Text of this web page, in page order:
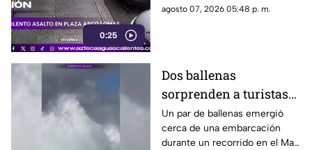
0:25
El ataque quedó registrado por
agosto 07, 2026 05:48 p. m.
Dos ballenas
sorprenden a turistas
durante avistamiento
en el Mar de Cortés
Un par de ballenas emergió
cerca de una embarcación
durante un recorrido en el Mar